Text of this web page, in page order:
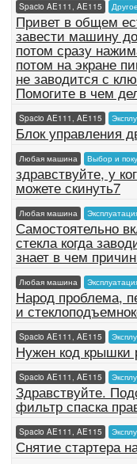
Spacio AE111, AE115 Другое
Привет в общем
завести машину
потом сразу
потом на экране
не заводится с
Помогите в чем
Spacio AE111, AE115
Блок управления
Любая машина Выбор и
здравствуйте, у
можете скинуть7
Любая машина
Самостоятельно
стекла когда
знает в чем
Любая машина
Народ проблема,
и
Spacio AE111, AE115
Нужен код крышки
Spacio AE111, AE115
Здравствуйте.
фильтр спаска
Spacio AE111, AE115
Снятие стартера